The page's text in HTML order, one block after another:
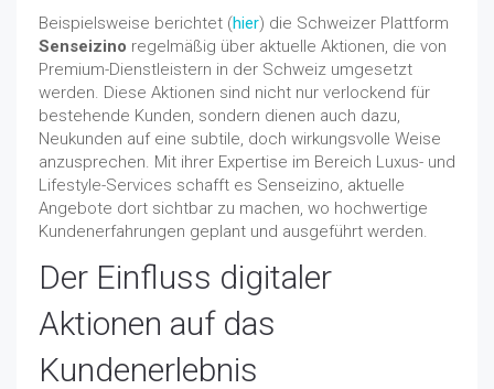
Beispielsweise berichtet (hier) die Schweizer Plattform
Senseizino regelmäßig über aktuelle Aktionen, die von
Premium-Dienstleistern in der Schweiz umgesetzt
werden. Diese Aktionen sind nicht nur verlockend für
bestehende Kunden, sondern dienen auch dazu,
Neukunden auf eine subtile, doch wirkungsvolle Weise
anzusprechen. Mit ihrer Expertise im Bereich Luxus- und
Lifestyle-Services schafft es Senseizino, aktuelle
Angebote dort sichtbar zu machen, wo hochwertige
Kundenerfahrungen geplant und ausgeführt werden.
Der Einfluss digitaler
Aktionen auf das
Kundenerlebnis